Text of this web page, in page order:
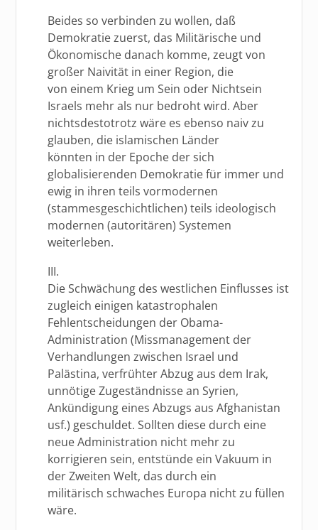
Beides so verbinden zu wollen, daß
Demokratie zuerst, das Militärische und
Ökonomische danach komme, zeugt von
großer Naivität in einer Region, die
von einem Krieg um Sein oder Nichtsein
Israels mehr als nur bedroht wird. Aber
nichtsdestotrotz wäre es ebenso naiv zu
glauben, die islamischen Länder
könnten in der Epoche der sich
globalisierenden Demokratie für immer und
ewig in ihren teils vormodernen
(stammesgeschichtlichen) teils ideologisch
modernen (autoritären) Systemen
weiterleben.
III.
Die Schwächung des westlichen Einflusses ist
zugleich einigen katastrophalen
Fehlentscheidungen der Obama-
Administration (Missmanagement der
Verhandlungen zwischen Israel und
Palästina, verfrühter Abzug aus dem Irak,
unnötige Zugeständnisse an Syrien,
Ankündigung eines Abzugs aus Afghanistan
usf.) geschuldet. Sollten diese durch eine
neue Administration nicht mehr zu
korrigieren sein, entstünde ein Vakuum in
der Zweiten Welt, das durch ein
militärisch schwaches Europa nicht zu füllen
wäre.